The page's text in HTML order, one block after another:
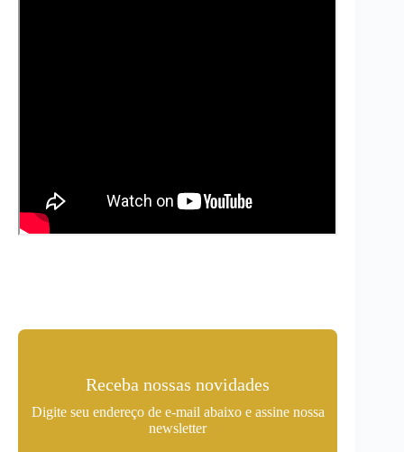
Receba nossas novidades
Digite seu endereço de e-mail abaixo e assine nossa
newsletter